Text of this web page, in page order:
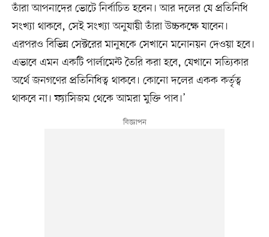
তাঁরা আপনাদের ভোটে নির্বাচিত হবেন। আর দলের যে প্রতিনিধি
সংখ্যা থাকবে, সেই সংখ্যা অনুযায়ী তাঁরা উচ্চকক্ষে যাবেন।
এরপরও বিভিন্ন সেক্টরের মানুষকে সেখানে মনোনয়ন দেওয়া হবে।
এভাবে এমন একটি পার্লামেন্ট তৈরি করা হবে, যেখানে সত্যিকার
অর্থে জনগণের প্রতিনিধিত্ব থাকবে। কোনো দলের একক কর্তৃত্ব
থাকবে না। ফ্যাসিজম থেকে আমরা মুক্তি পাব।’